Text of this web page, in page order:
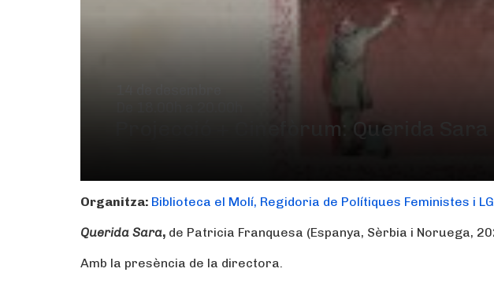
Projecció + Cinefòrum: Querida Sara
Organitza: Biblioteca el Molí, Regidoria de Polítiques Feministes i
Querida Sara, de Patricia Franquesa (Espanya, Sèrbia i Noruega,
Amb la presència de la directora.